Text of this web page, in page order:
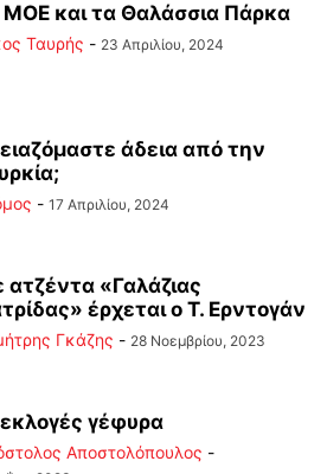
ΜΟΕ και τα Θαλάσσια Πάρκα
Ταυρής - 23 Απριλίου, 2024
άδεια από την
- 17 Απριλίου, 2024
ατζέντα «Γαλάζιας
έρχεται ο Τ. Ερντογάν
Γκάζης - 28 Νοεμβρίου, 2023
γέφυρα
Αποστολόπουλος -